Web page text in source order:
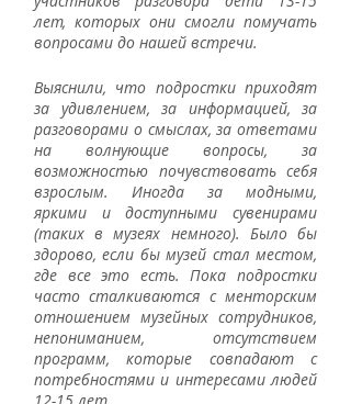
лет, которых они смогли помучать
вопросами до нашей встречи.
Выяснили, что подростки приходят
за удивлением, за информацией, за
разговорами о смыслах, за ответами
на волнующие вопросы, за
возможностью почувствовать себя
взрослым. Иногда за модными,
яркими и доступными сувенирами
(таких в музеях немного). Было бы
здорово, если бы музей стал местом,
где все это есть. Пока подростки
часто сталкиваются с менторским
отношением музейных сотрудников,
непониманием, отсутствием
программ, которые совпадают с
потребностями и интересами людей